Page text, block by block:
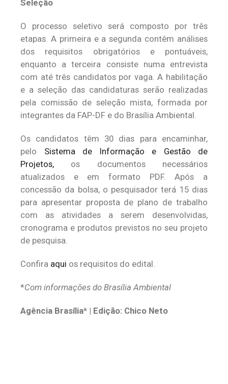
Seleção
O processo seletivo será composto por três
etapas. A primeira e a segunda contêm análises
dos requisitos obrigatórios e pontuáveis,
enquanto a terceira consiste numa entrevista
com até três candidatos por vaga. A habilitação
e a seleção das candidaturas serão realizadas
pela comissão de seleção mista, formada por
integrantes da FAP-DF e do Brasília Ambiental.
Os candidatos têm 30 dias para encaminhar,
pelo Sistema de Informação e Gestão de
Projetos, os documentos necessários
atualizados e em formato PDF. Após a
concessão da bolsa, o pesquisador terá 15 dias
para apresentar proposta de plano de trabalho
com as atividades a serem desenvolvidas,
cronograma e produtos previstos no seu projeto
de pesquisa.
Confira aqui os requisitos do edital.
*Com informações do Brasília Ambiental
Agência Brasília* | Edição: Chico Neto